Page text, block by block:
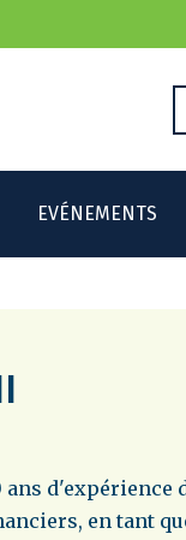
EVÉNEMENTS
d'expérience
en tant